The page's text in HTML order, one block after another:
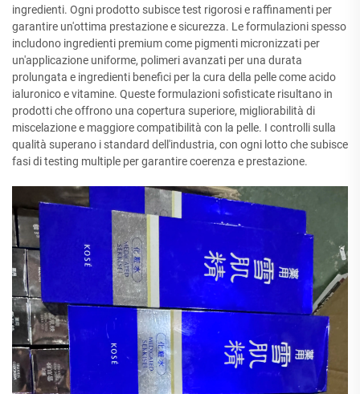
ingredienti. Ogni prodotto subisce test rigorosi e raffinamenti per
garantire un'ottima prestazione e sicurezza. Le formulazioni spesso
includono ingredienti premium come pigmenti micronizzati per
un'applicazione uniforme, polimeri avanzati per una durata
prolungata e ingredienti benefici per la cura della pelle come acido
ialuronico e vitamine. Queste formulazioni sofisticate risultano in
prodotti che offrono una copertura superiore, migliorabilità di
miscelazione e maggiore compatibilità con la pelle. I controlli sulla
qualità superano i standard dell'industria, con ogni lotto che subisce
fasi di testing multiple per garantire coerenza e prestazione.